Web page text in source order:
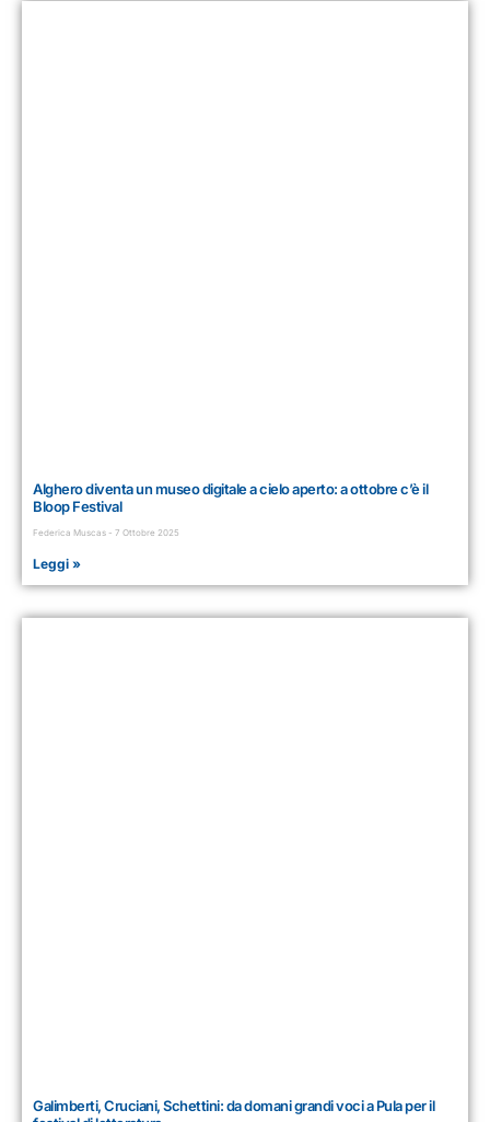
Alghero diventa un museo digitale a cielo aperto: a ottobre c’è il
Bloop Festival
Federica Muscas 7 Ottobre 2025
Leggi »
Galimberti, Cruciani, Schettini: da domani grandi voci a Pula per il